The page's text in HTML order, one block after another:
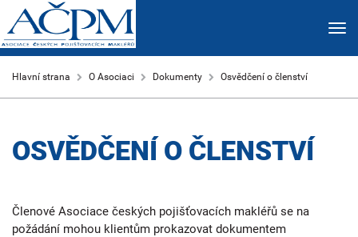
Hlavní strana O Asociaci Dokumenty Osvědčení o členství
OSVĚDČENÍ O ČLENSTVÍ
Členové Asociace českých pojišťovacích makléřů se na
požádání mohou klientům prokazovat dokumentem